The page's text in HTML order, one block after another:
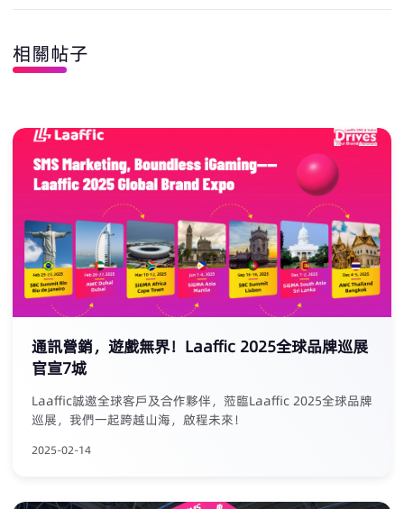
相關帖子
通訊營銷，遊戲無界！Laaffic 2025全球品牌巡展
官宣7城
Laaffic誠邀全球客戶及合作夥伴，蒞臨Laaffic 2025全球品牌
巡展，我們一起跨越山海，啟程未來！
2025-02-14